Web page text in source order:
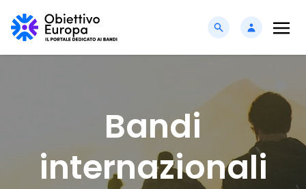
Bandi
internazionali